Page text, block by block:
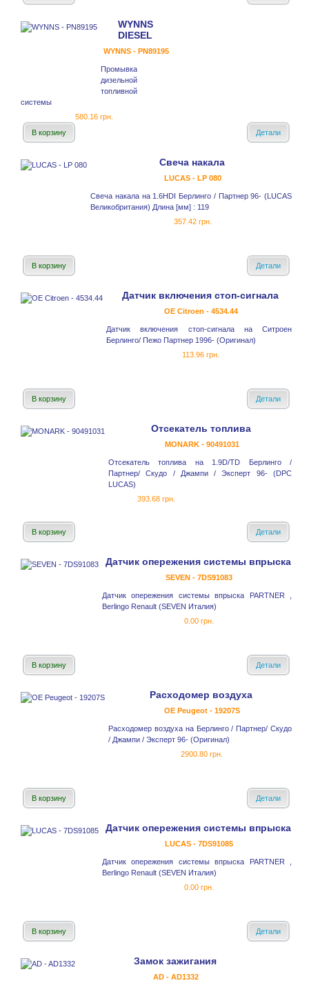
WYNNS
DIESEL
WYNNS - PN89195
Промывка
дизельной
топливной
системы
580.16 грн.
В корзину
Детали
Свеча накала
LUCAS - LP 080
Свеча накала на 1.6HDI Берлинго / Партнер 96- (LUCAS
Великобритания) Длина [мм] : 119
357.42 грн.
В корзину Детали
Датчик включения стоп-сигнала
OE Citroen - 4534.44
Датчик включения стоп-сигнала на Ситроен
Берлинго/ Пежо Партнер 1996- (Оригинал)
113.96 грн.
В корзину Детали
Отсекатель топлива
MONARK - 90491031
Отсекатель топлива на 1.9D/TD Берлинго /
Партнер/ Скудо / Джампи / Эксперт 96- (DPC
LUCAS)
393.68 грн.
В корзину Детали
Датчик опережения системы впрыска
SEVEN - 7DS91083
Датчик опережения системы впрыска PARTNER ,
Berlingo Renault (SEVEN Италия)
0.00 грн.
В корзину Детали
Расходомер воздуха
OE Peugeot - 19207S
Расходомер воздуха на Берлинго / Партнер/ Скудо
/ Джампи / Эксперт 96- (Оригинал)
2900.80 грн.
В корзину Детали
Датчик опережения системы впрыска
LUCAS - 7DS91085
Датчик опережения системы впрыска PARTNER ,
Berlingo Renault (SEVEN Италия)
0.00 грн.
В корзину Детали
Замок зажигания
AD - AD1332